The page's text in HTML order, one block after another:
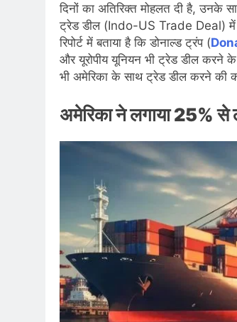
दिनों का अतिरिक्त मोहलत दी है, उनके
ट्रेड डील (Indo-US Trade Deal) में
रिपोर्ट में बताया है कि डोनाल्ड ट्रंप (
और यूरोपीय यूनियन भी ट्रेड डील करने
भी अमेरिका के साथ ट्रेड डील करने की
अमेरिका ने लगाया 25%